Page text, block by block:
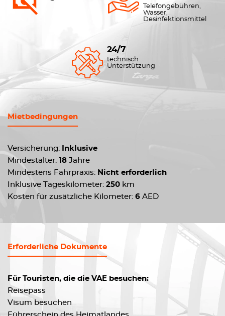
Telefongebühren,
Wasser,
Desinfektionsmittel
24/7
technisch
Unterstützung
Mietbedingungen
Versicherung:
Inklusive
Mindestalter: 18 Jahre
Mindestens Fahrpraxis: Nicht erforderlich
Inklusive Tageskilometer: 250 km
Kosten für zusätzliche Kilometer: 6 AED
Erforderliche Dokumente
Für Touristen, die die VAE besuchen:
Reisepass
Visum besuchen